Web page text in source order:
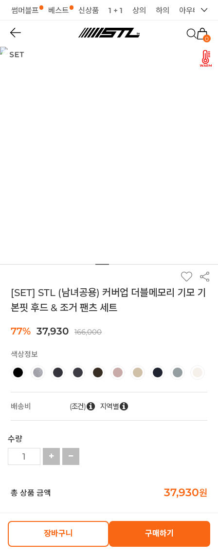
썸머블프 베스트 신상품 1 + 1 상의 하의 아우터
0
[SET] STL (남녀공용) 커버업 더블메모리 기모 기
본핏 후드 & 조거 팬츠 세트
77% 37,930 166,000
색상정보
배송비 (조건) 지역별
수량
총 상품 금액 37,930원
장바구니 구매하기